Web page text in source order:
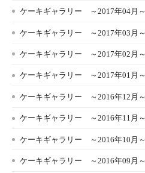
ケーキギャラリー ～2017年04月～
ケーキギャラリー ～2017年03月～
ケーキギャラリー ～2017年02月～
ケーキギャラリー ～2017年01月～
ケーキギャラリー ～2016年12月～
ケーキギャラリー ～2016年11月～
ケーキギャラリー ～2016年10月～
ケーキギャラリー ～2016年09月～